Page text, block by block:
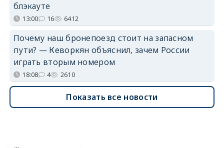
блэкауте
13:00 16 6412
Почему наш бронепоезд стоит на запасном
пути? — Кеворкян объяснил, зачем России
играть вторым номером
18:08 4 2610
Показать все новости